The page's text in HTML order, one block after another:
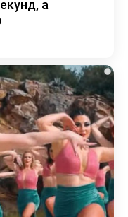
а
i